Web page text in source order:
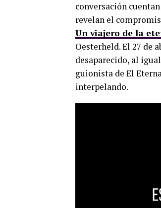
conversación
revelan el
Un viajero de la
Oesterheld. El 27 de
desaparecido, al
guionista de El
interpelando.